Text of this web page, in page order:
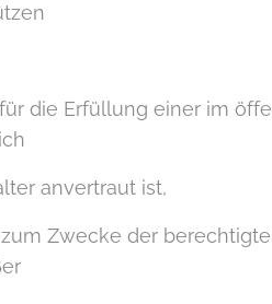
die Erfüllung einer im
anvertraut ist,
Zwecke der